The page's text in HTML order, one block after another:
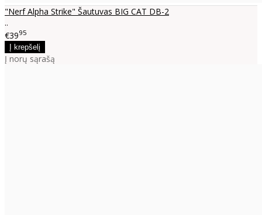
"Nerf Alpha Strike" Šautuvas BIG CAT DB-2
..
€3995
Į norų sąrašą